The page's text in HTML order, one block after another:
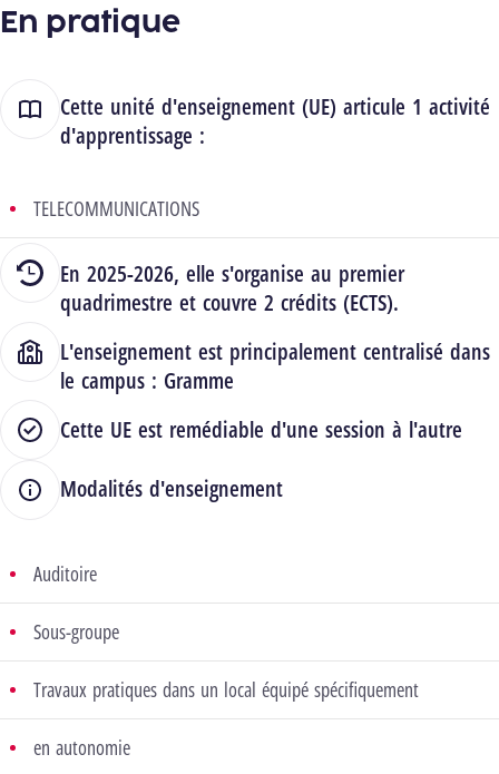
En pratique
Cette unité d'enseignement (UE) articule 1 activité
d'apprentissage :
TELECOMMUNICATIONS
En 2025-2026, elle s'organise au premier
quadrimestre et couvre 2 crédits (ECTS).
L'enseignement est principalement centralisé dans
le campus : Gramme
Cette UE est remédiable d'une session à l'autre
Modalités d'enseignement
Auditoire
Sous-groupe
Travaux pratiques dans un local équipé spécifiquement
en autonomie